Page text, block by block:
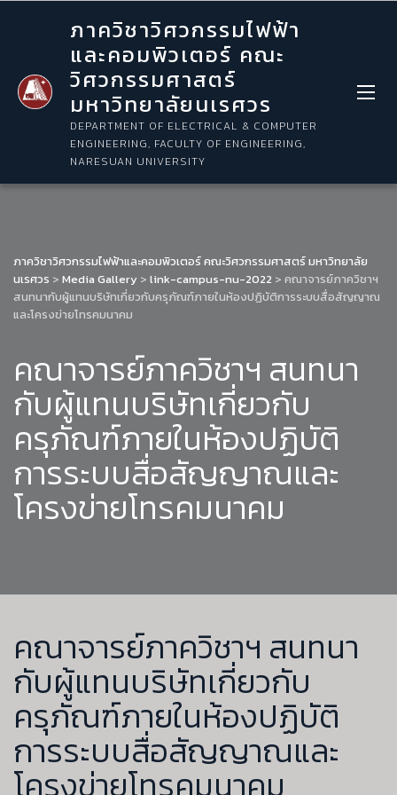
ภาควิชาวิศวกรรมไฟฟ้า
และคอมพิวเตอร์ คณะ
วิศวกรรมศาสตร์
มหาวิทยาลัยนเรศวร
DEPARTMENT OF ELECTRICAL & COMPUTER
ENGINEERING, FACULTY OF ENGINEERING,
NARESUAN UNIVERSITY
ภาควิชาวิศวกรรมไฟฟ้าและคอมพิวเตอร์ คณะวิศวกรรมศาสตร์ มหาวิทยาลัย
นเรศวร > Media Gallery > link-campus-nu-2022 > คณาจารย์ภาควิชาฯ
สนทนากับผู้แทนบริษัทเกี่ยวกับครุภัณฑ์ภายในห้องปฏิบัติการระบบสื่อสัญญาณ
และโครงข่ายโทรคมนาคม
คณาจารย์ภาควิชาฯ สนทนา
กับผู้แทนบริษัทเกี่ยวกับ
ครุภัณฑ์ภายในห้องปฏิบัติ
การระบบสื่อสัญญาณและ
โครงข่ายโทรคมนาคม
คณาจารย์ภาควิชาฯ สนทนา
กับผู้แทนบริษัทเกี่ยวกับ
ครุภัณฑ์ภายในห้องปฏิบัติ
การระบบสื่อสัญญาณและ
โครงข่ายโทรคมนาคม